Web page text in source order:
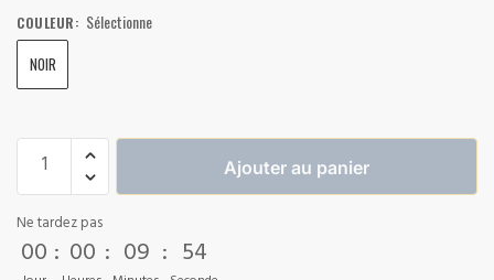
COULEUR: Sélectionne
NOIR
Ajouter au panier
Ne tardez pas
00: 00 : 09 : 53